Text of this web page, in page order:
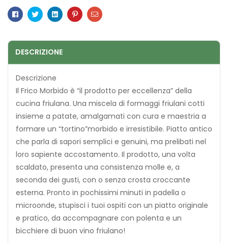
Facebook
TwitterLinkedinPinterestEmail
DESCRIZIONE
Descrizione
Il Frico Morbido è “il prodotto per eccellenza” della
cucina friulana. Una miscela di formaggi friulani cotti
insieme a patate, amalgamati con cura e maestria a
formare un “tortino”morbido e irresistibile. Piatto antico
che parla di sapori semplici e genuini, ma prelibati nel
loro sapiente accostamento. Il prodotto, una volta
scaldato, presenta una consistenza molle e, a
seconda dei gusti, con o senza crosta croccante
esterna. Pronto in pochissimi minuti in padella o
microonde, stupisci i tuoi ospiti con un piatto originale
e pratico, da accompagnare con polenta e un
bicchiere di buon vino friulano!